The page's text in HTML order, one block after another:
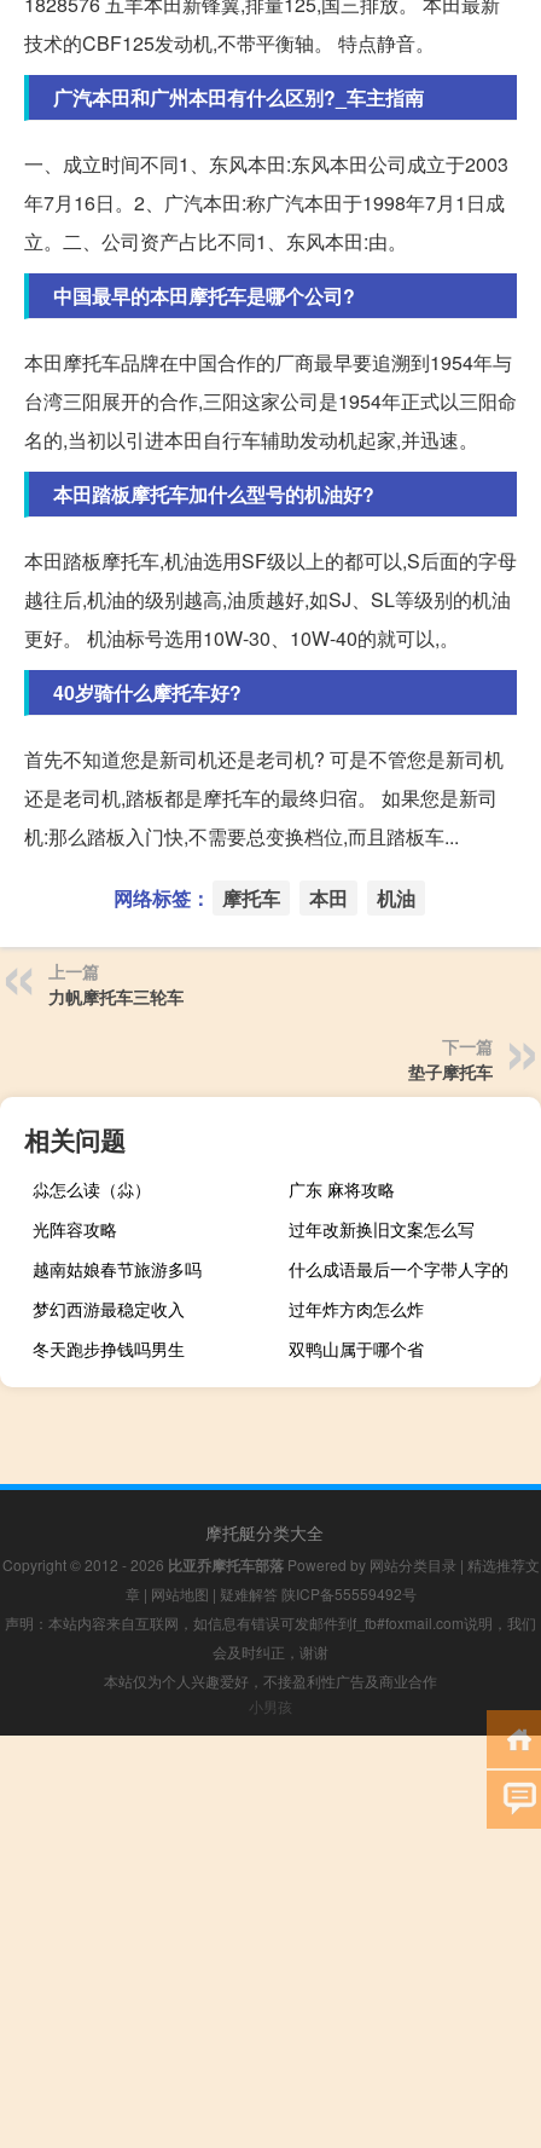
技术的CBF125发动机,不带平衡轴。 特点静音。
广汽本田和广州本田有什么区别?_车主指南
一、成立时间不同1、东风本田:东风本田公司成立于2003
年7月16日。2、广汽本田:称广汽本田于1998年7月1日成
立。二、公司资产占比不同1、东风本田:由。
中国最早的本田摩托车是哪个公司?
本田摩托车品牌在中国合作的厂商最早要追溯到1954年与
台湾三阳展开的合作,三阳这家公司是1954年正式以三阳命
名的,当初以引进本田自行车辅助发动机起家,并迅速。
本田踏板摩托车加什么型号的机油好?
本田踏板摩托车,机油选用SF级以上的都可以,S后面的字母
越往后,机油的级别越高,油质越好,如SJ、SL等级别的机油
更好。 机油标号选用10W-30、10W-40的就可以,。
40岁骑什么摩托车好?
首先不知道您是新司机还是老司机? 可是不管您是新司机
还是老司机,踏板都是摩托车的最终归宿。 如果您是新司
机:那么踏板入门快,不需要总变换档位,而且踏板车...
网络标签： 摩托车 本田 机油
上一篇
力帆摩托车三轮车
下一篇
垫子摩托车
相关问题
尛怎么读（尛）
广东 麻将攻略
光阵容攻略
过年改新换旧文案怎么写
越南姑娘春节旅游多吗
什么成语最后一个字带人字的
梦幻西游最稳定收入
过年炸方肉怎么炸
冬天跑步挣钱吗男生
双鸭山属于哪个省
摩托艇分类大全
Copyright © 2012 - 2026 比亚乔摩托车部落Powered by 网站分类目录 | 精选推荐文
章 | 网站地图 | 疑难解答 陕ICP备55559492号
声明：本站内容来自互联网，如信息有错误可发邮件到f_fb#foxmail.com说明，我们
会及时纠正，谢谢
本站仅为个人兴趣爱好，不接盈利性广告及商业合作
小男孩